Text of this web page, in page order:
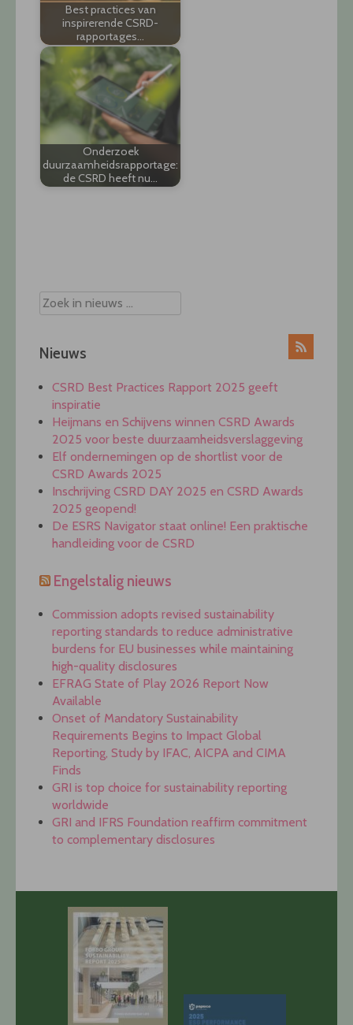
Best practices van
inspirerende CSRD-
rapportages…
Onderzoek
duurzaamheidsrapportage:
de CSRD heeft nu…
Nieuws
CSRD Best Practices Rapport 2025 geeft
inspiratie
Heijmans en Schijvens winnen CSRD Awards
2025 voor beste duurzaamheidsverslaggeving
Elf ondernemingen op de shortlist voor de
CSRD Awards 2025
Inschrijving CSRD DAY 2025 en CSRD Awards
2025 geopend!
De ESRS Navigator staat online! Een praktische
handleiding voor de CSRD
Engelstalig nieuws
Commission adopts revised sustainability
reporting standards to reduce administrative
burdens for EU businesses while maintaining
high-quality disclosures
EFRAG State of Play 2026 Report Now
Available
Onset of Mandatory Sustainability
Requirements Begins to Impact Global
Reporting, Study by IFAC, AICPA and CIMA
Finds
GRI is top choice for sustainability reporting
worldwide
GRI and IFRS Foundation reaffirm commitment
to complementary disclosures